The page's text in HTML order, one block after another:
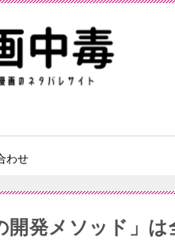
わせ
開発メソッド」